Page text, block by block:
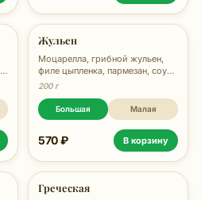
Жульен
Моцарелла, грибной жульен,
филе цыпленка, пармезан, соус
Феста, 450г
200 г
Большая Малая
570 ₽ В корзину
Греческая